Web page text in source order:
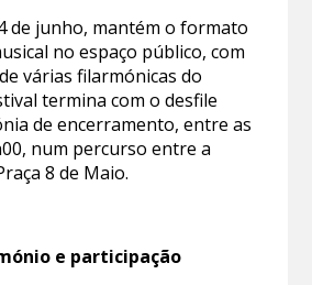
de junho, mantém o formato
no espaço público, com
várias filarmónicas do
termina com o desfile
de encerramento, entre as
num percurso entre a
8 de Maio.
e participação